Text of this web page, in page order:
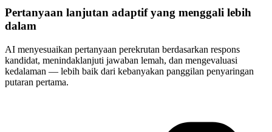
Pertanyaan lanjutan adaptif yang menggali lebih
dalam
AI menyesuaikan pertanyaan perekrutan berdasarkan respons
kandidat, menindaklanjuti jawaban lemah, dan mengevaluasi
kedalaman — lebih baik dari kebanyakan panggilan penyaringan
putaran pertama.